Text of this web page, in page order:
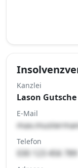
Kanzlei
Lason Gutsche
E-Mail
Telefon
030 123 456 789